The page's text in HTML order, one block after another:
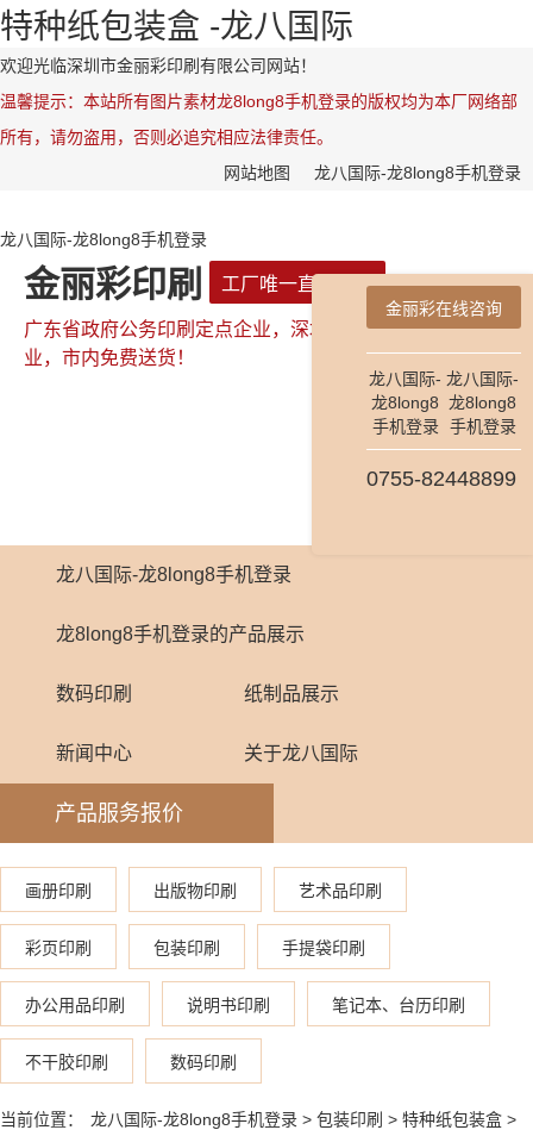
特种纸包装盒 -龙八国际
欢迎光临深圳市金丽彩印刷有限公司网站！
温馨提示：本站所有图片素材龙8long8手机登录的版权均为本厂网络部
所有，请勿盗用，否则必追究相应法律责任。
网站地图
龙八国际-龙8long8手机登录
龙八国际-龙8long8手机登录
金丽彩印刷 工厂唯一直属网站
广东省政府公务印刷定点企业，深圳市政府公务印刷定点企
业，市内免费送货！
0755-82448899
龙八国际-龙8long8手机登录
龙8long8手机登录的产品展示
数码印刷 纸制品展示
新闻中心 关于龙八国际
产品服务报价
画册印刷 出版物印刷 艺术品印刷
彩页印刷 包装印刷 手提袋印刷
办公用品印刷 说明书印刷 笔记本、台历印刷
不干胶印刷 数码印刷
当前位置： 龙八国际-龙8long8手机登录 > 包装印刷 > 特种纸包装盒 >
金丽彩在线咨询
龙八国际-
龙8long8
手机登录
龙八国际-
龙8long8
手机登录
0755-82448899